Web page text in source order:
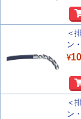
＜
ン
¥
＜
ン